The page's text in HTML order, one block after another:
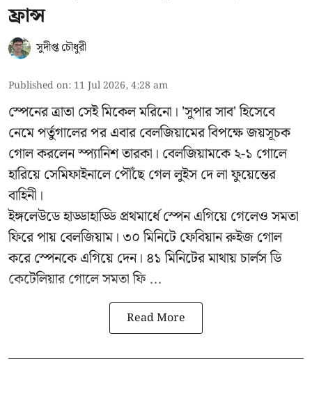
ফ্রান্স
সুদীপ্ত চৌধুরী
Published on: 11 Jul 2026, 4:28 am
স্পেনের ত্রাতা সেই মিকেল মরিনো। 'সুপার সাব' হিসেবে
নেমে পর্তুগালের পর এবার বেলজিয়ামের বিপক্ষে জয়সূচক
গোল করলেন স্প্যানিশ তারকা। বেলজিয়ামকে ২-১ গোলে
হারিয়ে সেমিফাইনালে পৌঁছে গেল লুইস দে লা ফুয়েন্তের
বাহিনী।
ইঙ্গলেউডে হাড্ডাহাড্ডি প্রথমার্ধে স্পেন এগিয়ে গেলেও সমতা
ফিরে পায় বেলজিয়াম। ৩০ মিনিটে ফেবিয়ান রুইজ গোল
করে স্পেনকে এগিয়ে দেন। ৪১ মিনিটের মাথায় চার্লস ডি
কেটেলিয়ার গোলে সমতা ফি ...
Read More